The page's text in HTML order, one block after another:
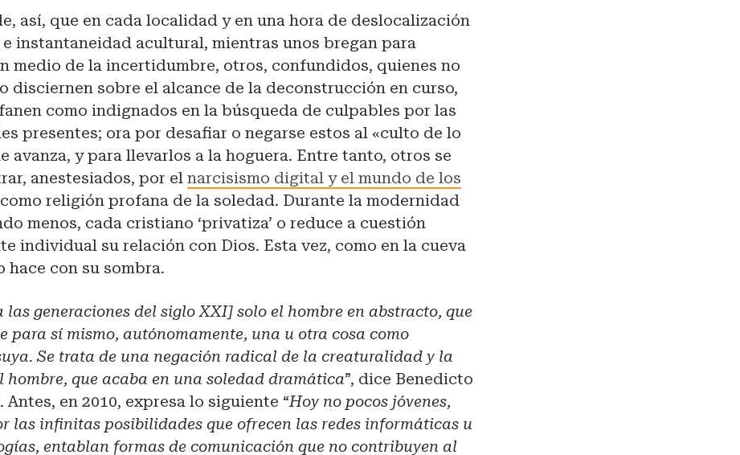
así, que en cada localidad y en una hora de deslocalización
instantaneidad acultural, mientras unos bregan para
medio de la incertidumbre, otros, confundidos, quienes no
disciernen sobre el alcance de la deconstrucción en curso,
como indignados en la búsqueda de culpables por las
presentes; ora por desafiar o negarse estos al «culto de lo
avanza, y para llevarlos a la hoguera. Entre tanto, otros se
anestesiados, por elnarcisismo digital y el mundo de los
religión profana de la soledad. Durante la modernidad
menos, cada cristiano ‘privatiza’ o reduce a cuestión
individual su relación con Dios. Esta vez, como en la cueva
hace con su sombra.
las generaciones del siglo XXI] solo el hombre en abstracto, que
para sí mismo, autónomamente, una u otra cosa como
Se trata de una negación radical de la creaturalidad y la
que acaba en una soledad dramática”, dice Benedicto
Antes, en 2010, expresa lo siguiente “Hoy no pocos jóvenes,
las infinitas posibilidades que ofrecen las redes informáticas u
entablan formas de comunicación que no contribuyen al